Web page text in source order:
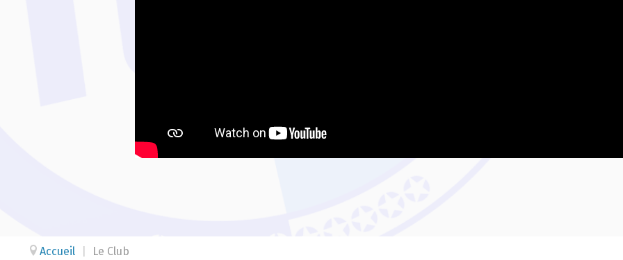
Accueil Le Club